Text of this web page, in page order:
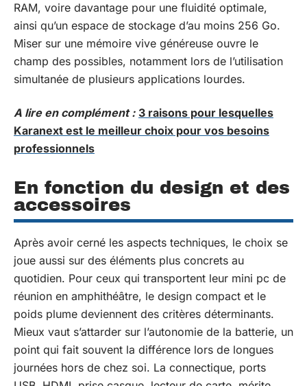
RAM, voire davantage pour une fluidité optimale,
ainsi qu’un espace de stockage d’au moins 256 Go.
Miser sur une mémoire vive généreuse ouvre le
champ des possibles, notamment lors de l’utilisation
simultanée de plusieurs applications lourdes.
A lire en complément : 3 raisons pour lesquelles
Karanext est le meilleur choix pour vos besoins
professionnels
En fonction du design et des
accessoires
Après avoir cerné les aspects techniques, le choix se
joue aussi sur des éléments plus concrets au
quotidien. Pour ceux qui transportent leur mini pc de
réunion en amphithéâtre, le design compact et le
poids plume deviennent des critères déterminants.
Mieux vaut s’attarder sur l’autonomie de la batterie, un
point qui fait souvent la différence lors de longues
journées hors de chez soi. La connectique, ports